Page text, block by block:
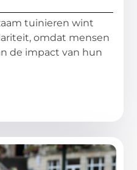
tuinieren wint
omdat mensen
de impact van hun